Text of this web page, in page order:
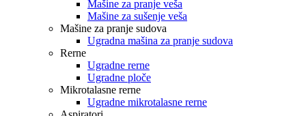
Mašine za pranje veša
Mašine za sušenje veša
Mašine za pranje sudova
Ugradna mašina za pranje sudova
Rerne
Ugradne rerne
Ugradne ploče
Mikrotalasne rerne
Ugradne mikrotalasne rerne